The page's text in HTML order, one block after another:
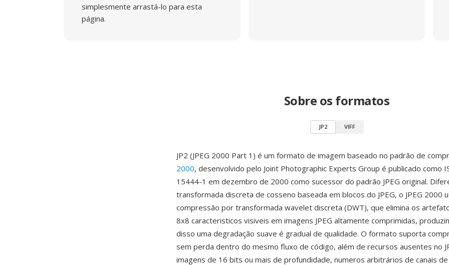
simplesmente arrastá-lo para esta
página.
Sobre os formatos
JP2 VIFF
JP2 (JPEG 2000 Part 1) é um formato de imagem baseado no padrão de
2000, desenvolvido pelo Joint Photographic Experts Group é publicado como
15444-1 em dezembro de 2000 como sucessor do padrão JPEG original.
transformada discreta de cosseno baseada em blocos do JPEG, o JPEG 2000
compressão por transformada wavelet discreta (DWT), que elimina os
8x8 caracteristicos visiveis em imagens JPEG altamente comprimidas,
disso uma degradação suave é gradual de qualidade. O formato suporta
sem perda dentro do mesmo fluxo de código, além de recursos ausentes no
imagens de 16 bits ou mais de profundidade, numeros arbitrários de canais